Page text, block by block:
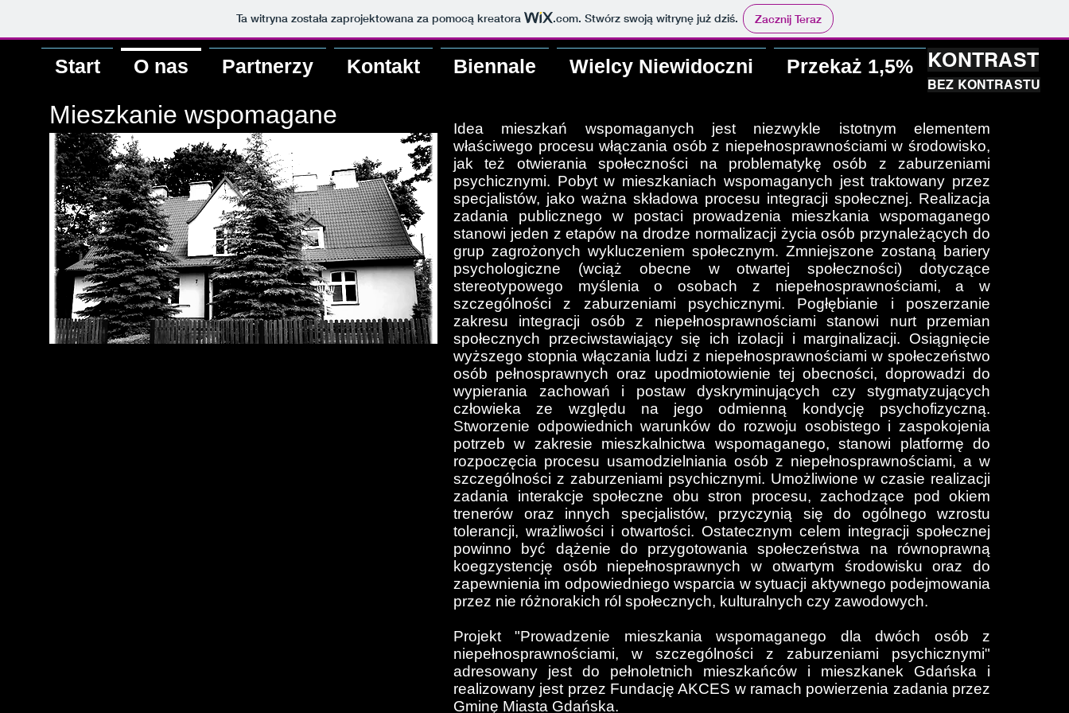
Ta witryna została zaprojektowana za pomocą kreatora .com. Stwórz swoją witrynę już dziś. Zacznij Teraz
Start O nas Partnerzy Kontakt Biennale Wielcy Niewidoczni Przekaż 1,5% KONTRAST
BEZ KONTRASTU
Mieszkanie wspomagane
Idea mieszkań wspomaganych jest niezwykle istotnym elementem
właściwego procesu włączania osób z niepełnosprawnościami w środowisko,
jak też otwierania społeczności na problematykę osób z zaburzeniami
psychicznymi. Pobyt w mieszkaniach wspomaganych jest traktowany przez
specjalistów, jako ważna składowa procesu integracji społecznej. Realizacja
zadania publicznego w postaci prowadzenia mieszkania wspomaganego
stanowi jeden z etapów na drodze normalizacji życia osób przynależących do
grup zagrożonych wykluczeniem społecznym. Zmniejszone zostaną bariery
psychologiczne (wciąż obecne w otwartej społeczności) dotyczące
stereotypowego myślenia o osobach z niepełnosprawnościami, a w
szczególności z zaburzeniami psychicznymi. Pogłębianie i poszerzanie
zakresu integracji osób z niepełnosprawnościami stanowi nurt przemian
społecznych przeciwstawiający się ich izolacji i marginalizacji. Osiągnięcie
wyższego stopnia włączania ludzi z niepełnosprawnościami w społeczeństwo
osób pełnosprawnych oraz upodmiotowienie tej obecności, doprowadzi do
wypierania zachowań i postaw dyskryminujących czy stygmatyzujących
człowieka ze względu na jego odmienną kondycję psychofizyczną.
Stworzenie odpowiednich warunków do rozwoju osobistego i zaspokojenia
potrzeb w zakresie mieszkalnictwa wspomaganego, stanowi platformę do
rozpoczęcia procesu usamodzielniania osób z niepełnosprawnościami, a w
szczególności z zaburzeniami psychicznymi. Umożliwione w czasie realizacji
zadania interakcje społeczne obu stron procesu, zachodzące pod okiem
trenerów oraz innych specjalistów, przyczynią się do ogólnego wzrostu
tolerancji, wrażliwości i otwartości. Ostatecznym celem integracji społecznej
powinno być dążenie do przygotowania społeczeństwa na równoprawną
koegzystencję osób niepełnosprawnych w otwartym środowisku oraz do
zapewnienia im odpowiedniego wsparcia w sytuacji aktywnego podejmowania
przez nie różnorakich ról społecznych, kulturalnych czy zawodowych.
Projekt "Prowadzenie mieszkania wspomaganego dla dwóch osób z
niepełnosprawnościami, w szczególności z zaburzeniami psychicznymi"
adresowany jest do pełnoletnich mieszkańców i mieszkanek Gdańska i
realizowany jest przez Fundację AKCES w ramach powierzenia zadania przez
Gminę Miasta Gdańska.